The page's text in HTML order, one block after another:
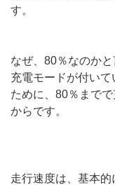
す。
なぜ、80％なのか
充電モードが付い
ために、80％まで
からです。
走行速度は、基本